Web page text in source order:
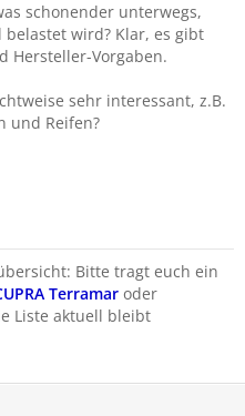
schonender unterwegs,
wird? Klar, es gibt
Hersteller-Vorgaben.
sehr interessant, z.B.
und Reifen?
Bitte tragt euch ein
Terramar oder
Liste aktuell bleibt